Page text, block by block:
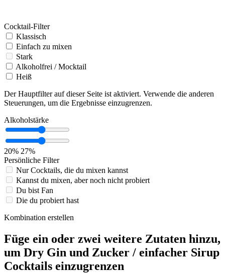
Cocktail-Filter
Klassisch
Einfach zu mixen
Stark
Alkoholfrei / Mocktail
Heiß
Der Hauptfilter auf dieser Seite ist aktiviert. Verwende die anderen
Steuerungen, um die Ergebnisse einzugrenzen.
Alkoholstärke
20% 27%
Persönliche Filter
Nur Cocktails, die du mixen kannst
Kannst du mixen, aber noch nicht probiert
Du bist Fan
Die du probiert hast
Kombination erstellen
Füge ein oder zwei weitere Zutaten hinzu,
um Dry Gin und Zucker / einfacher Sirup
Cocktails einzugrenzen